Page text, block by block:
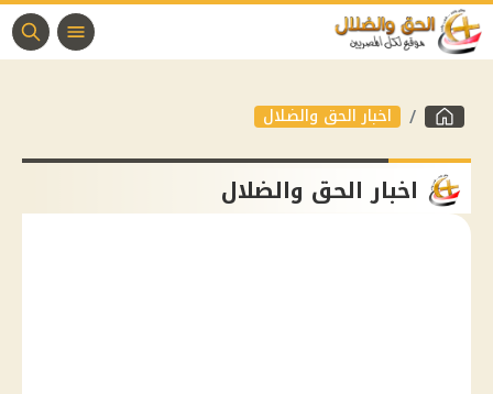
اخبار الحق والضلال
اخبار الحق والضلال